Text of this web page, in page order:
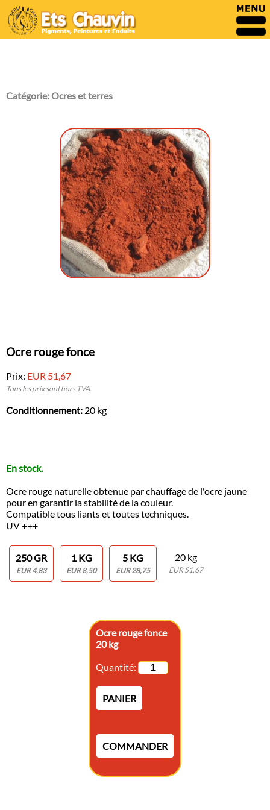
Catégorie:Ocres et terres
Ocre rouge fonce
Prix: EUR 51,67
Tous les prix sont hors TVA.
Conditionnement: 20 kg
En stock.
Ocre rouge naturelle obtenue par chauffage de l'ocre jaune
pour en garantir la stabilité de la couleur.
Compatible tous liants et toutes techniques.
UV +++
250 GR
EUR 4,83
1 KG
EUR 8,50
5 KG
EUR 28,75
20 kg
EUR 51,67
Ocre rouge fonce
20 kg
Quantité:
PANIER
COMMANDER